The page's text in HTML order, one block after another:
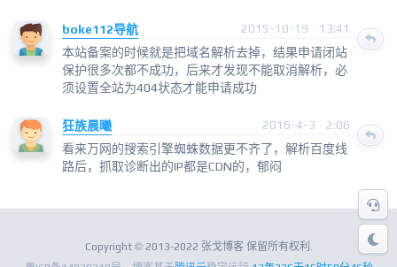
boke112导航 2015-10-19 · 13:41
本站备案的时候就是把域名解析去掉，结果申请闭站
保护很多次都不成功，后来才发现不能取消解析，必
须设置全站为404状态才能申请成功
狂族晨曦 2016-4-3 · 2:06
看来万网的搜索引擎蜘蛛数据更不齐了，解析百度线
路后，抓取诊断出的IP都是CDN的，郁闷
Copyright © 2013-2022 张戈博客 保留所有权利.